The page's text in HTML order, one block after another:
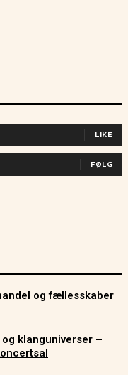
LIKE
FØLG
og fællesskaber
klanguniverser –